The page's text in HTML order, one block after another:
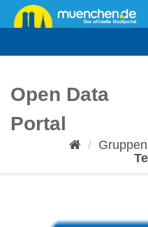
Überspringen
zum
Open Data
Portal
Gruppen